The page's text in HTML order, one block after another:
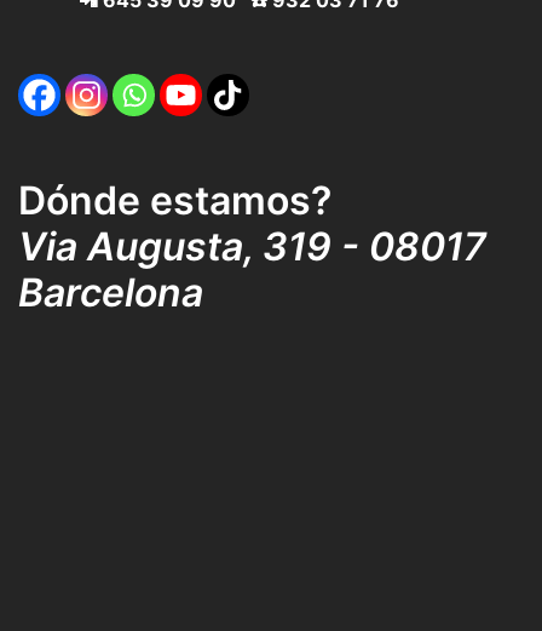
Dónde estamos?
Via Augusta, 319 - 08017
Barcelona